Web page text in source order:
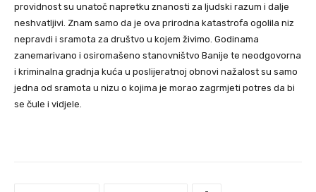
providnost su unatoč napretku znanosti za ljudski razum i dalje
neshvatljivi. Znam samo da je ova prirodna katastrofa ogolila niz
nepravdi i sramota za društvo u kojem živimo. Godinama
zanemarivano i osiromašeno stanovništvo Banije te neodgovorna
i kriminalna gradnja kuća u poslijeratnoj obnovi nažalost su samo
jedna od sramota u nizu o kojima je morao zagrmjeti potres da bi
se čule i vidjele.